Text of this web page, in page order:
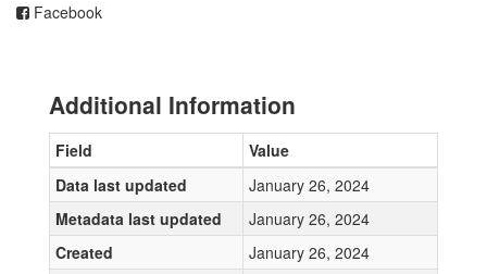
Facebook
Additional Information
Field
Value
Data last updated
January 26, 2024
Metadata last updated
January 26, 2024
Created
January 26, 2024